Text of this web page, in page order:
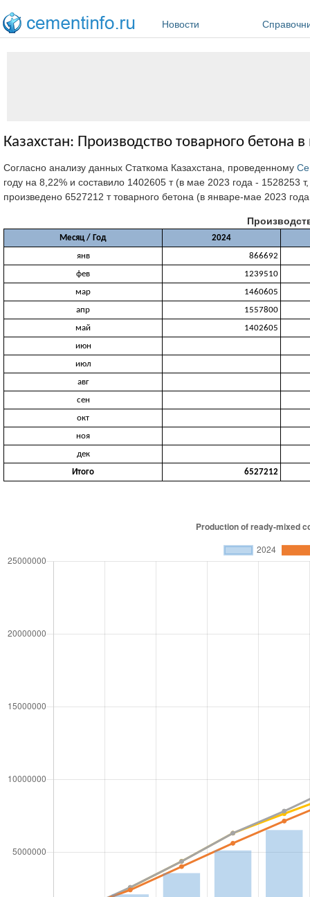
Новости
Казахстан: Производство товарного бетона
Согласно анализу данных Статкома Казахстана, проведенному
году на 8,22% и составило 1402605 т (в мае 2023 года -
произведено 6527212 т товарного бетона (в январе-мае 2023
Месяц / Год
2024
янв
866692
фев
1239510
мар
1460605
апр
1557800
май
1402605
июн
июл
авг
сен
окт
ноя
дек
Итого
6527212